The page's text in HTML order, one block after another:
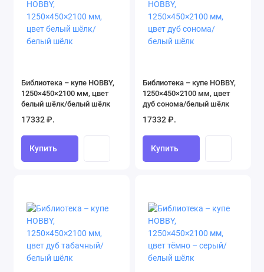
Библиотека – купе HOBBY,
1250×450×2100 мм, цвет
белый шёлк/белый шёлк
17332 ₽.
Купить
Библиотека – купе HOBBY,
1250×450×2100 мм, цвет
дуб сонома/белый шёлк
17332 ₽.
Купить